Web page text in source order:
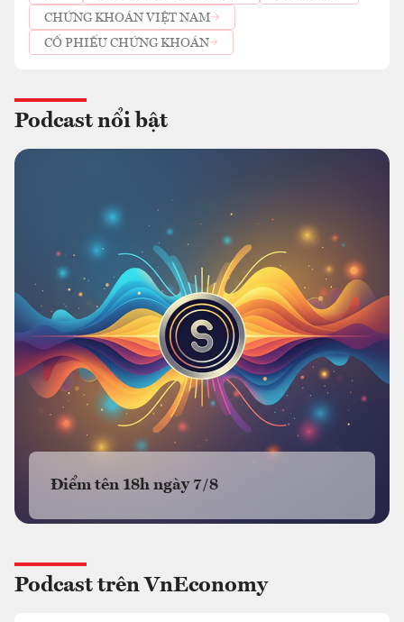
CHỨNG KHOÁN VIỆT NAM
CỔ PHIẾU CHỨNG KHOÁN
Podcast nổi bật
Điểm tên 18h ngày 7/8
Podcast trên VnEconomy